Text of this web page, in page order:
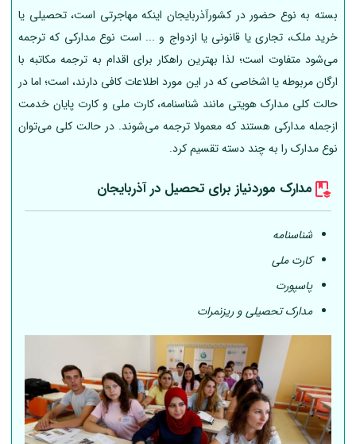
بسته به نوع حضور در کشورآذربایجان اینکه مهاجرتی است، تحصیلی یا
خرید ملک، تجاری یا قانونی یا ازدواج و ... است نوع مدارکی که ترجمه
می‌شود متفاوت است؛ لذا بهترین راهکار برای اقدام به ترجمه مکاتبه با
ارگان مربوطه یا اشخاصی که در این مورد اطلاعات کافی دارند، است؛ اما در
حالت کلی مدارک هویتی مانند شناسنامه، کارت ملی و کارت پایان خدمت
ازجمله مدارکی هستند که معمولا ترجمه می‌شوند. در حالت کلی می‌توان
نوع مدارک را به چند دسته تقسیم کرد.
مدارک موردنیاز برای تحصیل در آذربایجان
شناسنامه
کارت ملی
پاسپورت
مدارک تحصیلی و ریزنمرات